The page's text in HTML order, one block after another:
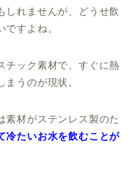
しれませんが、どうせ飲
ですよね。
チック素材で、すぐに熱
まうのが現状。
素材がステンレス製のた
冷たいお水を飲むことが